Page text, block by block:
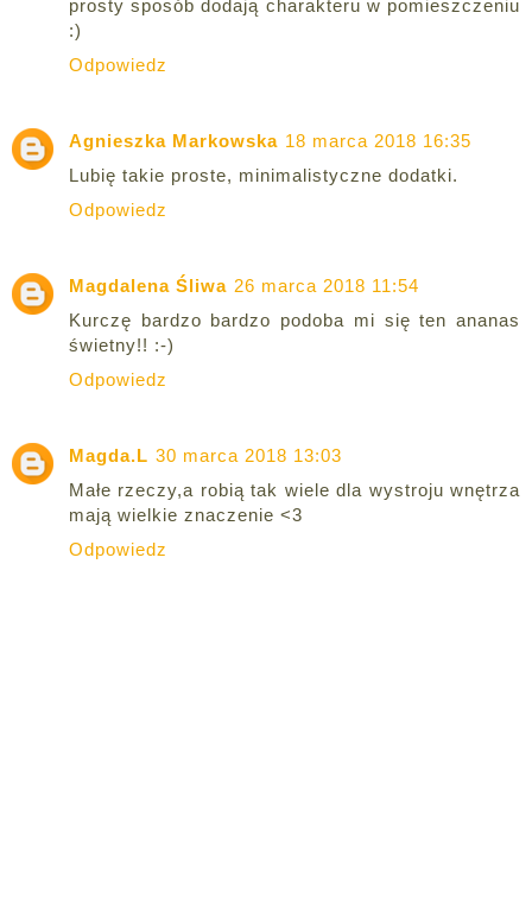
prosty sposób dodają charakteru w pomieszczeniu
:)
Odpowiedz
Agnieszka Markowska 18 marca 2018 16:35
Lubię takie proste, minimalistyczne dodatki.
Odpowiedz
Magdalena Śliwa 26 marca 2018 11:54
Kurczę bardzo bardzo podoba mi się ten ananas
świetny!! :-)
Odpowiedz
Magda.L 30 marca 2018 13:03
Małe rzeczy,a robią tak wiele dla wystroju wnętrza
mają wielkie znaczenie <3
Odpowiedz